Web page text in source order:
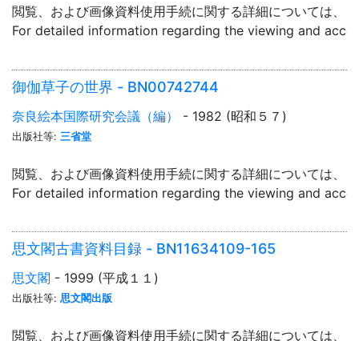
閲覧、および画像資料使用手続に関する詳細については、「
For detailed information regarding the viewing and
御伽草子の世界 - BN00742744
奈良絵本国際研究会議（編） - 1982 (昭和５７)
出版社等: 三省堂
閲覧、および画像資料使用手続に関する詳細については、「
For detailed information regarding the viewing and
思文閣古書資料目録 - BN11634109-165
思文閣 - 1999 (平成１１)
出版社等: 思文閣出版
閲覧、および画像資料使用手続に関する詳細については、「